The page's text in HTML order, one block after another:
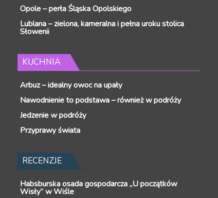
Opole – perła Śląska Opolskiego
Lublana – zielona, kameralna i pełna uroku stolica
Słowenii
KUCHNIA
Arbuz – idealny owoc na upały
Nawodnienie to podstawa – również w podróży
Jedzenie w podróży
Przyprawy świata
RECENZJE
Habsburska osada gospodarcza „U początków
Wisły” w Wiśle